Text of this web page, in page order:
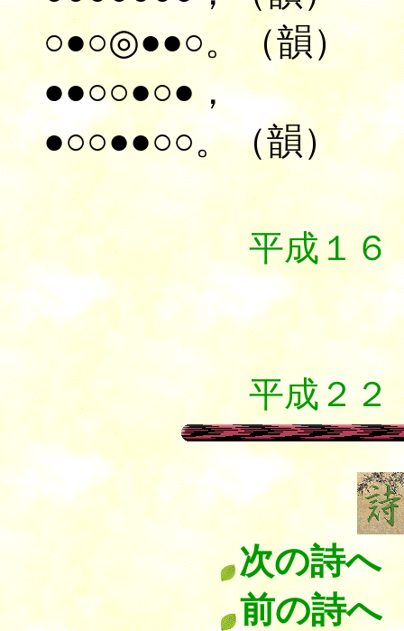
○●○◎●●○。（韻）
●●○○●○●，
●○○●●○○。（韻）
平成１６
５
５
平成２
次の詩へ
前の詩へ